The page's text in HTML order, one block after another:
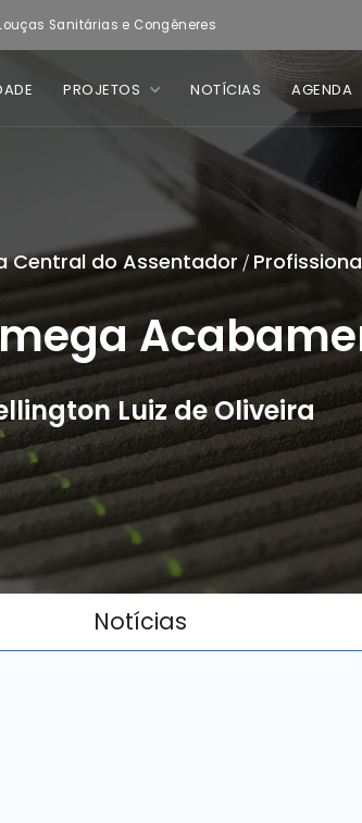
Sanitárias e Congêneres
PROJETOS NOTÍCIAS AGENDA
Central do Assentador /
Luiz de Oliveira
Notícias